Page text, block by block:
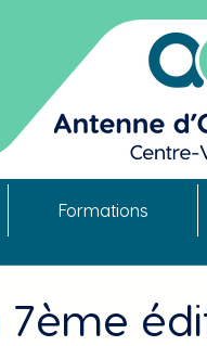
Formations
7ème